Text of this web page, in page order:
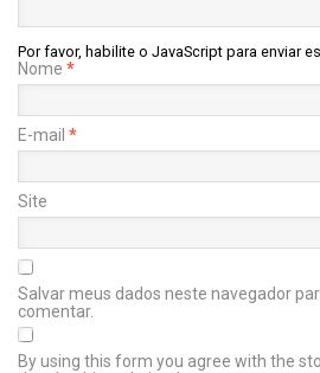
Por favor, habilite o JavaScript para enviar
Nome *
E-mail *
Site
Salvar meus dados neste navegador
comentar.
By using this form you agree with the